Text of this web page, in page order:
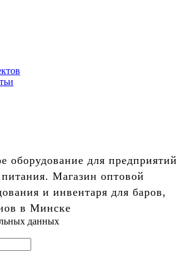
оборудование для предприятий
Магазин оптовой
и инвентаря для баров,
в Минске
данных